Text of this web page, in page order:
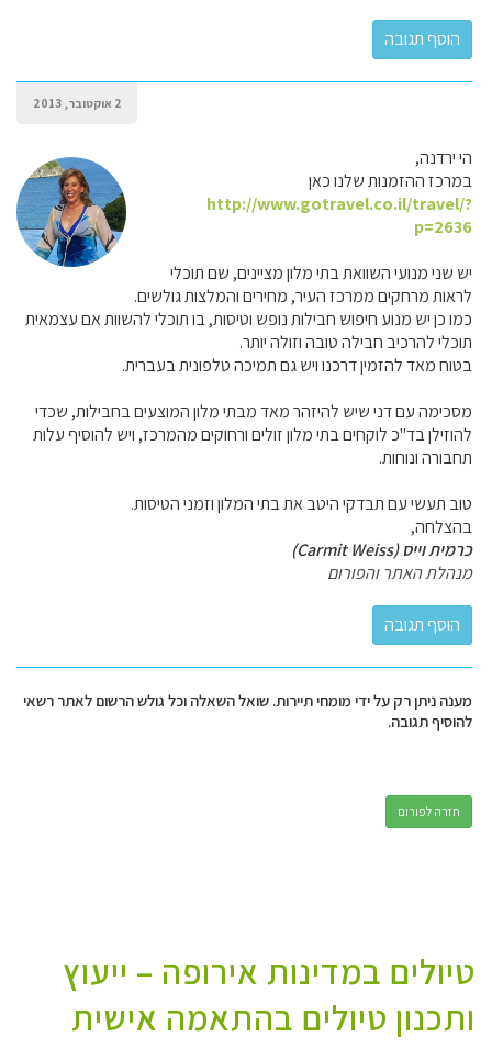
2 אוקטובר, 2013
הי ירדנה,
במרכז ההזמנות שלנו כאן
http://www.gotravel.co.il/travel/?
p=2636
יש שני מנועי השוואת בתי מלון מציינים, שם תוכלי
לראות מרחקים ממרכז העיר, מחירים והמלצות גולשים.
כמו כן יש מנוע חיפוש חבילות נופש וטיסות, בו תוכלי להשוות אם עצמאית
תוכלי להרכיב חבילה טובה וזולה יותר.
בטוח מאד להזמין דרכנו ויש גם תמיכה טלפונית בעברית.
מסכימה עם דני שיש להיזהר מאד מבתי מלון המוצעים בחבילות, שכדי
להוזילן בד"כ לוקחים בתי מלון זולים ורחוקים מהמרכז, ויש להוסיף עלות
תחבורה ונוחות.
טוב תעשי עם תבדקי היטב את בתי המלון וזמני הטיסות.
בהצלחה,
כרמית וייס (Carmit Weiss)
מנהלת האתר והפורום
מענה ניתן רק על ידי מומחי תיירות. שואל השאלה וכל גולש הרשום לאתר רשאי
להוסיף תגובה.
חזרה לפורום
טיולים במדינות אירופה – ייעוץ
ותכנון טיולים בהתאמה אישית